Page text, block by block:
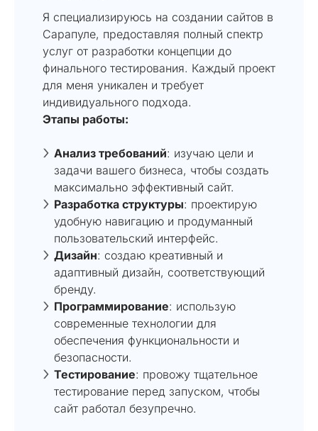
Я специализируюсь на создании сайтов в
Сарапуле, предоставляя полный спектр
услуг от разработки концепции до
финального тестирования. Каждый проект
для меня уникален и требует
индивидуального подхода.
Этапы работы:
Анализ требований: изучаю цели и
задачи вашего бизнеса, чтобы создать
максимально эффективный сайт.
Разработка структуры: проектирую
удобную навигацию и продуманный
пользовательский интерфейс.
Дизайн: создаю креативный и
адаптивный дизайн, соответствующий
бренду.
Программирование: использую
современные технологии для
обеспечения функциональности и
безопасности.
Тестирование: провожу тщательное
тестирование перед запуском, чтобы
сайт работал безупречно.